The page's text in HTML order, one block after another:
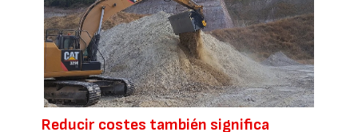
Reducir costes también significa